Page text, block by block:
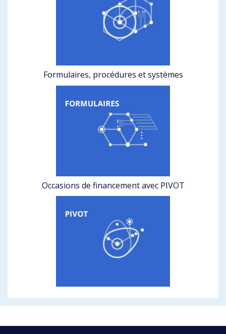
Formulaires, procédures et systèmes
Occasions de financement avec PIVOT